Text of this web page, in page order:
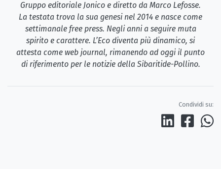
Gruppo editoriale Jonico e diretto da Marco Lefosse.
La testata trova la sua genesi nel 2014 e nasce come
settimanale free press. Negli anni a seguire muta
spirito e carattere. L’Eco diventa più dinamico, si
attesta come web journal, rimanendo ad oggi il punto
di riferimento per le notizie della Sibaritide-Pollino.
Condividi su: